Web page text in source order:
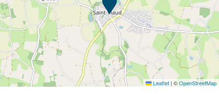
Leaflet | ©OpenStreetMap